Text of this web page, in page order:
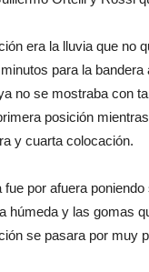
era la lluvia que no
para la
no se mostraba con
posición
y cuarta colocación.
fue por afuera
húmeda y las gomas
se pasara por muy